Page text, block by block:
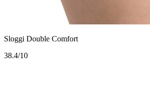
Sloggi Double Comfort
38.4/10